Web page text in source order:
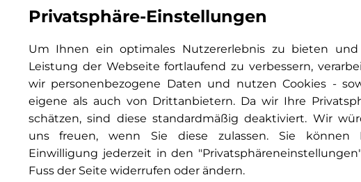
Privatsphäre-Einstellungen
Um Ihnen ein optimales Nutzererlebnis zu bieten
Leistung der Webseite fortlaufend zu verbessern,
wir personenbezogene Daten und nutzen Cookies -
eigene als auch von Drittanbietern. Da wir Ihre
schätzen, sind diese standardmäßig deaktiviert. Wir
uns freuen, wenn Sie diese zulassen. Sie können
Einwilligung jederzeit in den
Fuss der Seite widerrufen oder ändern.
Sitze: Sitzlehnen im
Vorrüstung für
Vorrüstung für
Wegfahrsperre
Zentralverriegelung
Airbag: Seitenairbags
Assist: